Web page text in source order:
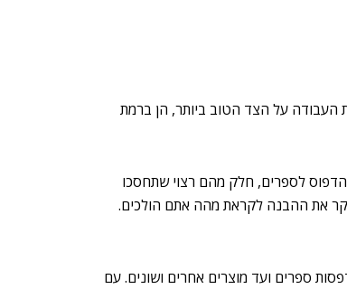
העבודה על הצד הטוב ביותר, הן ברמת
לספרים, חלק מהם רצוי שתחסכו
את ההבנה לקראת מהה אתם הולכים.
ספרים ועד מוצרים אחרים ושונים. עם